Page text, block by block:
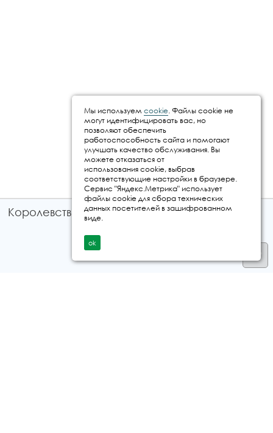
Королевство путешествий © 2026
Мы используем cookie. Файлы cookie не
могут идентифицировать вас, но
позволяют обеспечить
работоспособность сайта и помогают
улучшать качество обслуживания. Вы
можете отказаться от
использования cookie, выбрав
соответствующие настройки в браузере.
Сервис "Яндекс.Метрика" использует
файлы cookie для сбора технических
данных посетителей в зашифрованном
виде.
ok